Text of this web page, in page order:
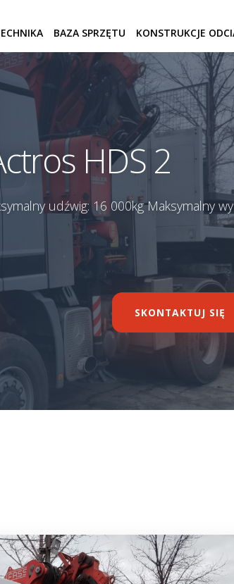
BAZA SPRZĘTU KONSTRUKCJE
HDS 2
udźwig: 16 000kg Maksymalny
SKONTAKTUJ SIĘ